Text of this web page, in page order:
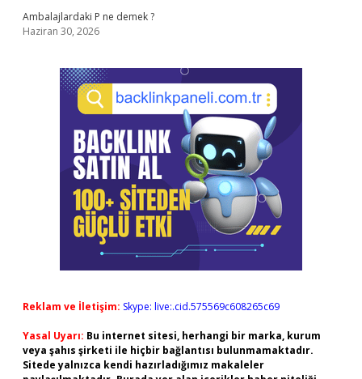
Ambalajlardaki P ne demek ?
Haziran 30, 2026
Reklam ve İletişim: Skype: live:.cid.575569c608265c69
Yasal Uyarı: Bu internet sitesi, herhangi bir marka, kurum
veya şahıs şirketi ile hiçbir bağlantısı bulunmamaktadır.
Sitede yalnızca kendi hazırladığımız makaleler